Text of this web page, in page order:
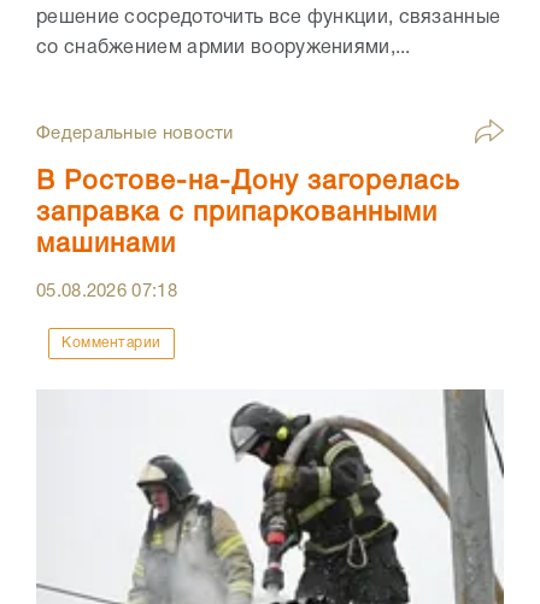
решение сосредоточить все функции, связанные
со снабжением армии вооружениями,...
Федеральные новости
В Ростове-на-Дону загорелась
заправка с припаркованными
машинами
05.08.202607:18
Комментарии